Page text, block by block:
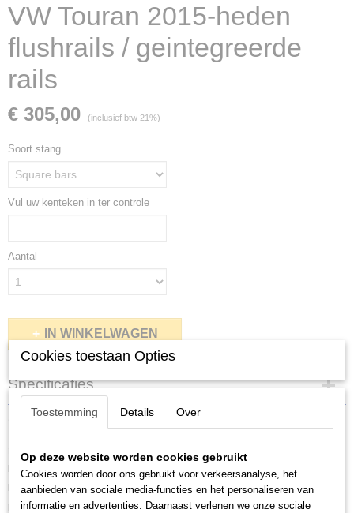
VW Touran 2015-heden
flushrails / geintegreerde
rails
€ 305,00 (inclusief btw 21%)
Soort stang
Vul uw kenteken in ter controle
Aantal
IN WINKELWAGEN
Specificaties
Productcode
7106+127+6078
Omschrijving
Modelreeks 2015-heden, 5 deurs
MPV
Kwaliteit dakdrager van Thule met een uitstekende pasvorm. Een perfecte
pasvorm is belangrijk voor een schadevrije montage en stil gebruik.
Cookies toestaan Opties
Toestemming Details Over
Op deze website worden cookies gebruikt
Cookies worden door ons gebruikt voor verkeersanalyse, het
aanbieden van sociale media-functies en het personaliseren van
informatie en advertenties. Daarnaast verlenen we onze sociale